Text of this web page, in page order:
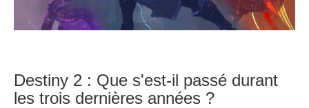
Destiny 2 : Que s'est-il passé durant
les trois dernières années ?